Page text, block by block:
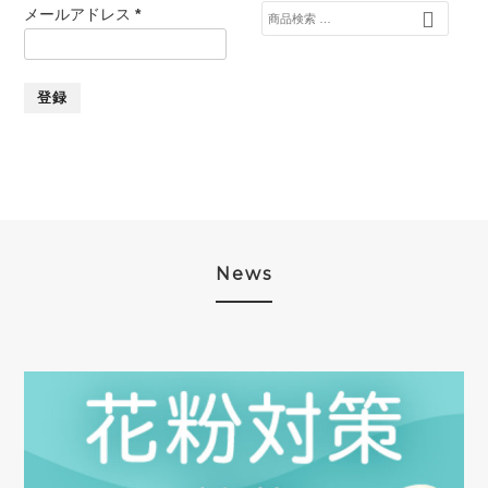
メールアドレス*
検
索
News